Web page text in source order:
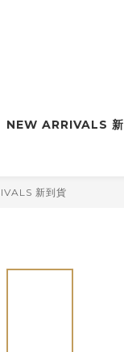
NEW ARRIVALS
新到貨